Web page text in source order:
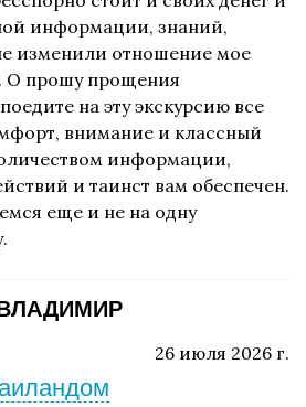
информации, знаний,
изменили отношение мое
О прошу прощения
на эту экскурсию все
внимание и классный
информации,
и таинст вам обеспечен.
еще и не на одну
26 июля 2026 г.